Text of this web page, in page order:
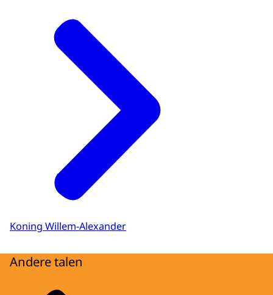
Koning Willem-Alexander
Andere talen